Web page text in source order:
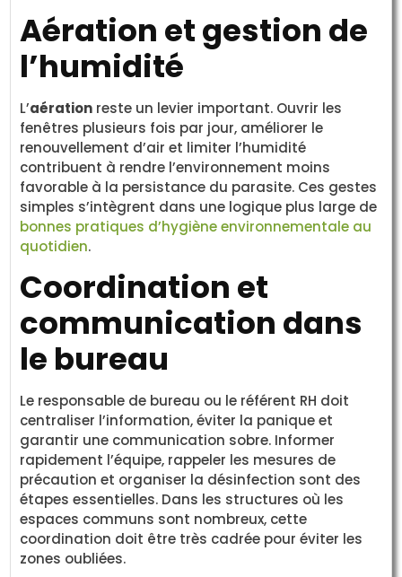
Aération et gestion de
l’humidité
L’aération reste un levier important. Ouvrir les
fenêtres plusieurs fois par jour, améliorer le
renouvellement d’air et limiter l’humidité
contribuent à rendre l’environnement moins
favorable à la persistance du parasite. Ces gestes
simples s’intègrent dans une logique plus large de
bonnes pratiques d’hygiène environnementale au
quotidien.
Coordination et
communication dans
le bureau
Le responsable de bureau ou le référent RH doit
centraliser l’information, éviter la panique et
garantir une communication sobre. Informer
rapidement l’équipe, rappeler les mesures de
précaution et organiser la désinfection sont des
étapes essentielles. Dans les structures où les
espaces communs sont nombreux, cette
coordination doit être très cadrée pour éviter les
zones oubliées.